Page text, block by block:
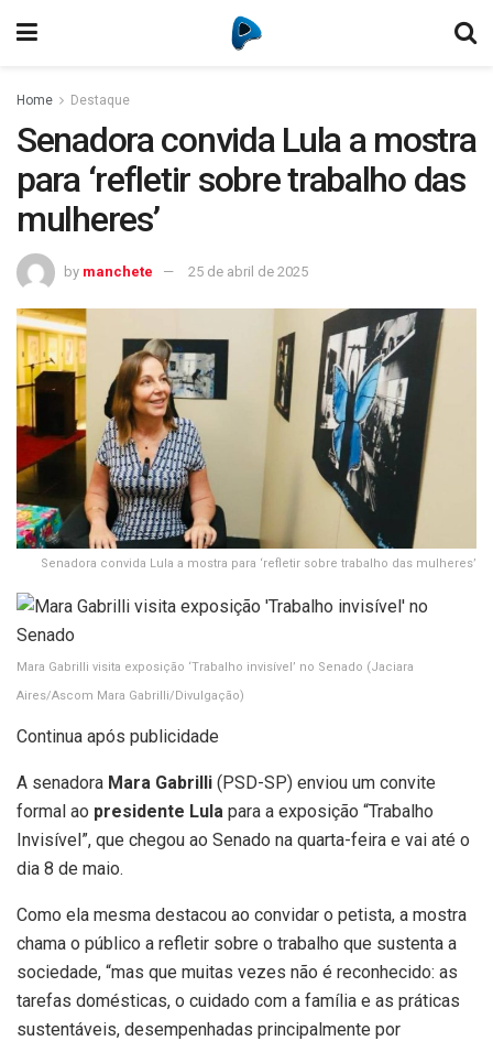
Home Destaque
Senadora convida Lula a mostra
para ‘refletir sobre trabalho das
mulheres’
by manchete 25 de abril de 2025
Senadora convida Lula a mostra para ‘refletir sobre trabalho das mulheres’
Mara Gabrilli visita exposição ‘Trabalho invisível’ no Senado (Jaciara
Aires/Ascom Mara Gabrilli/Divulgação)
Continua após publicidade
A senadora Mara Gabrilli (PSD-SP) enviou um convite
formal ao presidente Lula para a exposição “Trabalho
Invisível”, que chegou ao Senado na quarta-feira e vai até o
dia 8 de maio.
Como ela mesma destacou ao convidar o petista, a mostra
chama o público a refletir sobre o trabalho que sustenta a
sociedade, “mas que muitas vezes não é reconhecido: as
tarefas domésticas, o cuidado com a família e as práticas
sustentáveis, desempenhadas principalmente por